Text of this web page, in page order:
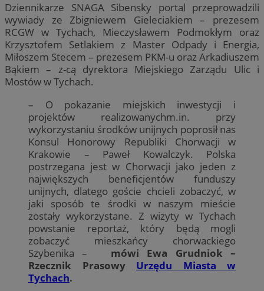
Dziennikarze SNAGA Sibensky portal przeprowadzili
wywiady ze Zbigniewem Gieleciakiem – prezesem
RCGW w Tychach, Mieczysławem Podmokłym oraz
Krzysztofem Setlakiem z Master Odpady i Energia,
Miłoszem Stecem – prezesem PKM-u oraz Arkadiuszem
Bąkiem – z-cą dyrektora Miejskiego Zarządu Ulic i
Mostów w Tychach.
– O pokazanie miejskich inwestycji i
projektów realizowanychm.in. przy
wykorzystaniu środków unijnych poprosił nas
Konsul Honorowy Republiki Chorwacji w
Krakowie – Paweł Kowalczyk. Polska
postrzegana jest w Chorwacji jako jeden z
największych beneficjentów funduszy
unijnych, dlatego goście chcieli zobaczyć, w
jaki sposób te środki w naszym mieście
zostały wykorzystane. Z wizyty w Tychach
powstanie reportaż, który będą mogli
zobaczyć mieszkańcy chorwackiego
Szybenika – mówi Ewa Grudniok –
Rzecznik Prasowy Urzędu Miasta w
Tychach.